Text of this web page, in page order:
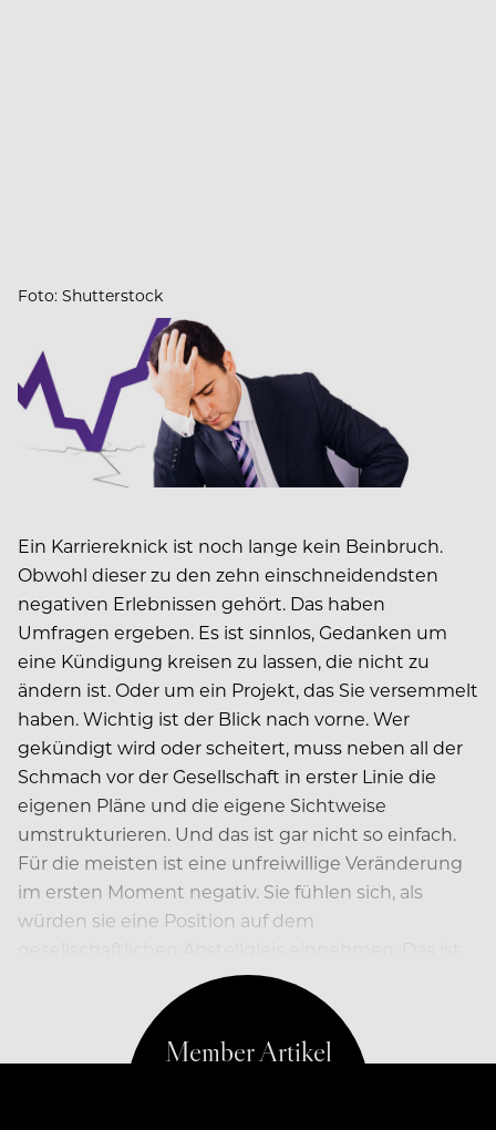
Foto: Shutterstock
Ein Karriereknick ist noch lange kein Beinbruch.
Obwohl dieser zu den zehn einschneidendsten
negativen Erlebnissen gehört. Das haben
Umfragen ergeben. Es ist sinnlos, Gedanken um
eine Kündigung kreisen zu lassen, die nicht zu
ändern ist. Oder um ein Projekt, das Sie versemmelt
haben. Wichtig ist der Blick nach vorne. Wer
gekündigt wird oder scheitert, muss neben all der
Schmach vor der Gesellschaft in erster Linie die
eigenen Pläne und die eigene Sichtweise
umstrukturieren. Und das ist gar nicht so einfach.
Für die meisten ist eine unfreiwillige Veränderung
im ersten Moment negativ. Sie fühlen sich, als
würden sie eine Position auf dem
normal. Auch die Coolen…